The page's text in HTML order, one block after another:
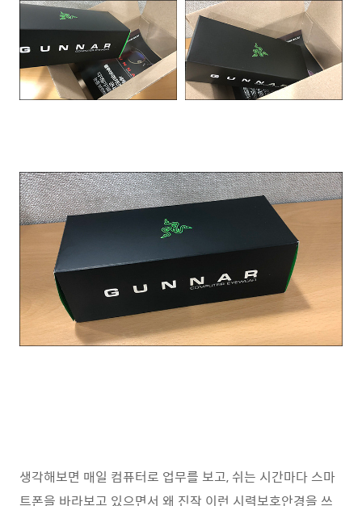
생각해보면 매일 컴퓨터로 업무를 보고, 쉬는 시간마다 스마
트폰을 바라보고 있으면서 왜 진작 이런 시력보호안경을 쓰